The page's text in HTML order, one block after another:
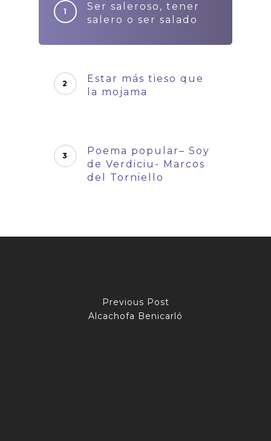
Ser saleroso, tener
salero o ser salado
Estar más tieso que
la mojama
Poema popular– Soy
de Verdiciu- Marcos
del Torniello
Previous Post
Alcachofa Benicarló